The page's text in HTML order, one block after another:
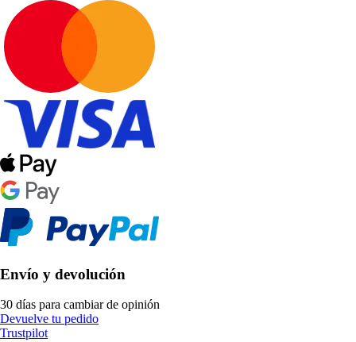
Envío y devolución
30 días para cambiar de opinión
Devuelve tu pedido
Trustpilot